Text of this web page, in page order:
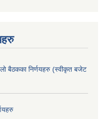
बैठकका निर्णयहरु (स्वीकृत बजेट